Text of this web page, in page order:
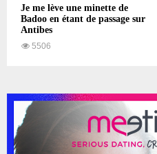
Je me lève une minette de
Badoo en étant de passage sur
Antibes
5506